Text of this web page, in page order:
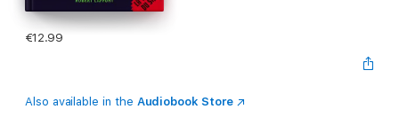
€12.99
Also available in the Audiobook Store